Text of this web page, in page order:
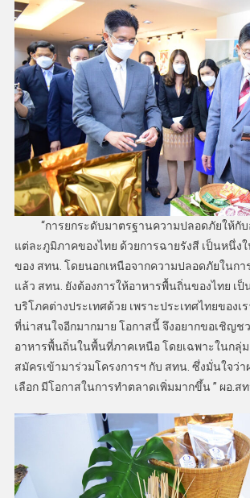
“การยกระดับมาตรฐานความปลอดภัยให้กับ
แต่ละภูมิภาคของไทย ด้วยการฉายรังสี เป็นหนึ่ง
ของ สทน. โดยนอกเหนือจากความปลอดภัยในก
แล้ว สทน. ยังต้องการให้อาหารพื้นถิ่นของไทย เ
บริโภคต่างประเทศด้วย เพราะประเทศไทยของเ
ที่น่าสนใจอีกมากมาย โอกาสนี้ จึงอยากขอเชิญช
อาหารพื้นถิ่นในพื้นที่ภาคเหนือ โดยเฉพาะในกลุ่
สมัครเข้ามาร่วมโครงการฯ กับ สทน. ซึ่งมั่นใจว่
เลือก มีโอกาสในการทำตลาดเพิ่มมากขึ้น ” ผอ.ส